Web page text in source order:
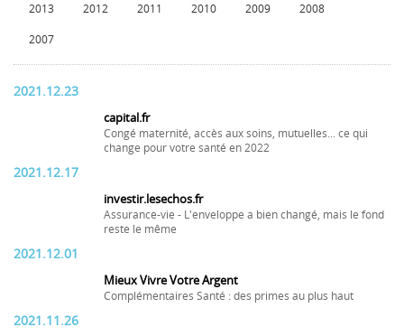
2013 2012 2011 2010 2009 2008
2007
2021.12.23
capital.fr
Congé maternité, accès aux soins, mutuelles... ce qui
change pour votre santé en 2022
2021.12.17
investir.lesechos.fr
Assurance-vie - L'enveloppe a bien changé, mais le fond
reste le même
2021.12.01
Mieux Vivre Votre Argent
Complémentaires Santé : des primes au plus haut
2021.11.26